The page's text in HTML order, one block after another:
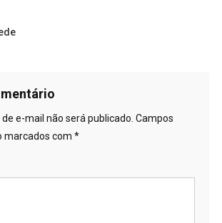
e-mail não será publicado. Campos
marcados com *